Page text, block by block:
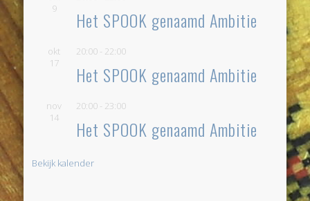
9
Het SPOOK genaamd Ambitie
okt
17
20:00 - 22:00
Het SPOOK genaamd Ambitie
nov
14
20:00 - 23:00
Het SPOOK genaamd Ambitie
Bekijk kalender